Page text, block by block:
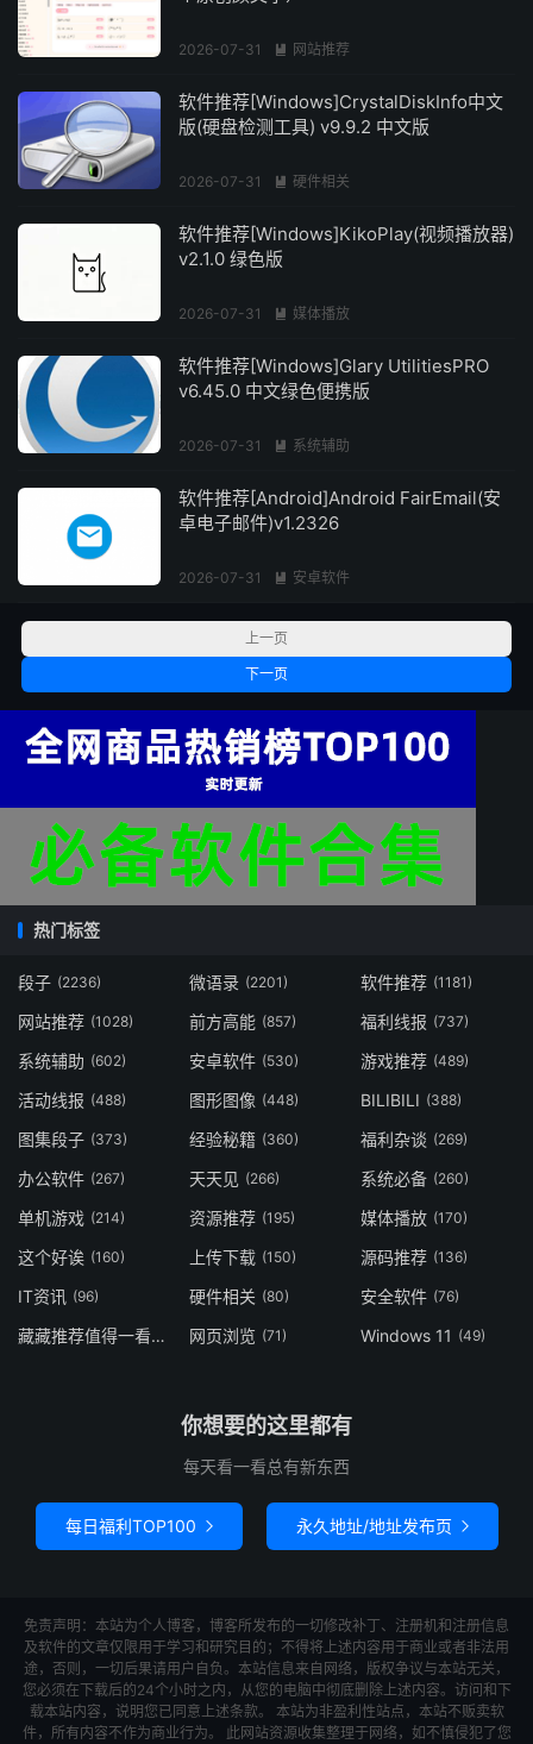
2026-07-31  网站推荐
软件推荐[Windows]CrystalDiskInfo中文
版(硬盘检测工具) v9.9.2 中文版
2026-07-31  硬件相关
软件推荐[Windows]KikoPlay(视频播放器)
v2.1.0 绿色版
2026-07-31  媒体播放
软件推荐[Windows]Glary UtilitiesPRO
v6.45.0 中文绿色便携版
2026-07-31  系统辅助
软件推荐[Android]Android FairEmail(安
卓电子邮件)v1.2326
2026-07-31  安卓软件
上一页
下一页
热门标签
段子 (2236) 微语录 (2201) 软件推荐 (1181)
网站推荐 (1028) 前方高能 (857) 福利线报 (737)
系统辅助 (602) 安卓软件 (530) 游戏推荐 (489)
活动线报 (488) 图形图像 (448) BILIBILI (388)
图集段子 (373) 经验秘籍 (360) 福利杂谈 (269)
办公软件 (267) 天天见 (266) 系统必备 (260)
单机游戏 (214) 资源推荐 (195) 媒体播放 (170)
这个好诶 (160) 上传下载 (150) 源码推荐 (136)
IT资讯 (96) 硬件相关 (80) 安全软件 (76)
藏藏推荐值得一看(73) 网页浏览 (71) Windows 11 (49)
你想要的这里都有
每天看一看总有新东西
每日福利TOP100  永久地址/地址发布页 
免责声明：本站为个人博客，博客所发布的一切修改补丁、注册机和注册信息
及软件的文章仅限用于学习和研究目的；不得将上述内容用于商业或者非法用
途，否则，一切后果请用户自负。本站信息来自网络，版权争议与本站无关，
您必须在下载后的24个小时之内，从您的电脑中彻底删除上述内容。访问和下
载本站内容，说明您已同意上述条款。 本站为非盈利性站点，本站不贩卖软
件，所有内容不作为商业行为。 此网站资源收集整理于网络，如不慎侵犯了您